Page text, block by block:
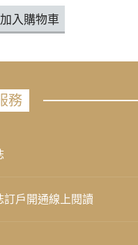
加入購物車
務
訂戶開通線上閱讀